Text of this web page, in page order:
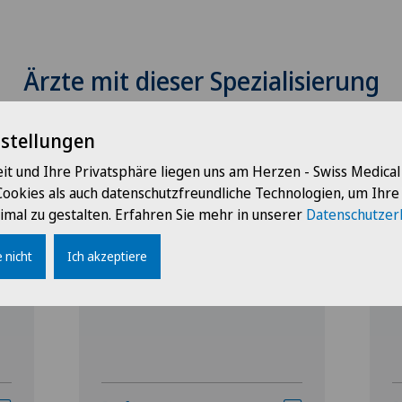
Ärzte mit dieser Spezialisierung
Ärztezentrum Ostermundigen
Michelle Kaiser
und Ihre Privatsphäre liegen uns am Herzen - Swiss
als auch datenschutzfreundliche Technologien, um
zu gestalten. Erfahren Sie mehr in unserer
nicht Ich akzeptiere